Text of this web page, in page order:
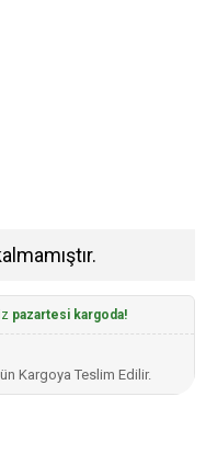
pazartesi kargoda!
Kargoya Teslim Edilir.